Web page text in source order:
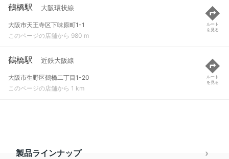
鶴橋駅 大阪環状線
大阪市天王寺区下味原町1-1
このページの店舗から 980 m
ルート
を見る
鶴橋駅 近鉄大阪線
大阪市生野区鶴橋二丁目1-20
このページの店舗から 1 km
ルート
を見る
製品ラインナップ